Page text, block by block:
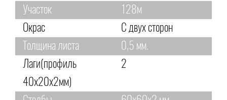
Участок
128м
Окрас
С двух сторон
Толщина листа
0,5 мм.
Лаги(профиль
40х20х2мм)
2